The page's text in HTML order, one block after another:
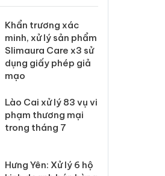
Khẩn trương xác
minh, xử lý sản phẩm
Slimaura Care x3 sử
dụng giấy phép giả
mạo
Lào Cai xử lý 83 vụ vi
phạm thương mại
trong tháng 7
Hưng Yên: Xử lý 6 hộ